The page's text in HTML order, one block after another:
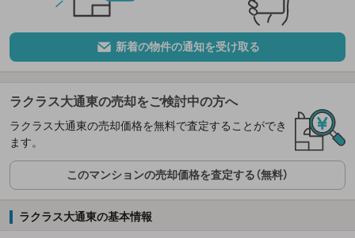
新着の物件の通知を受け取る
ラクラス大通東の売却をご検討中の方へ
ラクラス大通東の売却価格を無料で査定することができ
ます。
このマンションの売却価格を査定する（無料）
ラクラス大通東の基本情報